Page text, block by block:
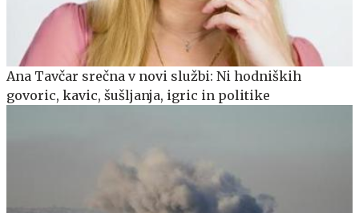
Ana Tavčar srečna v novi službi: Ni hodniških
govoric, kavic, šušljanja, igric in politike